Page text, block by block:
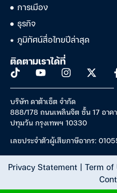
การเมือง
ธุรกิจ
ภูมิทัศน์สื่อไทยปีล่าสุด
ติดตามเราได้ที่
บริษัท ดาต้าเซ็ต จำกัด
888/178 ถนนเพลินจิต ชั้น 17 อา
ปทุมวัน กรุงเทพฯ 10330
เลขประจำตัวผู้เสียภาษีอากร:
Privacy Statement| Term of